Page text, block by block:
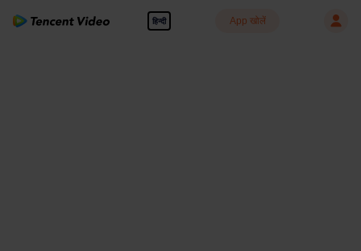
हिन्दी App खोलें